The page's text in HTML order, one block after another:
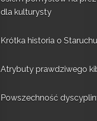
dla kulturysty
Krótka historia o Staruchu
Atrybuty prawdziwego
Powszechność